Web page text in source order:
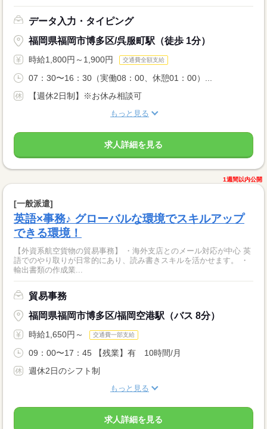
データ入力・タイピング
福岡県福岡市博多区/呉服町駅（徒歩 1分）
時給1,800円～1,900円 交通費全額支給
07：30〜16：30（実働08：00、休憩01：00）...
【週休2日制】※お休み相談可
もっと見る
求人詳細を見る
1週間以内公開
[一般派遣]
英語×事務♪ グローバルな環境でスキルアップ
できる環境！
【外資系航空貨物の貿易事務】 ・海外支店とのメール対応が中心 英
語でのやり取りが日常的にあり、読み書きスキルを活かせます。 ・
輸出書類の作成業...
貿易事務
福岡県福岡市博多区/福岡空港駅（バス 8分）
時給1,650円～ 交通費一部支給
09：00〜17：45 【残業】有 10時間/月
週休2日のシフト制
もっと見る
求人詳細を見る